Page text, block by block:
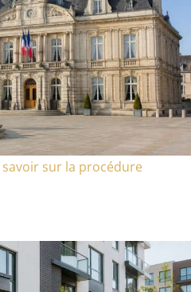
sur la procédure